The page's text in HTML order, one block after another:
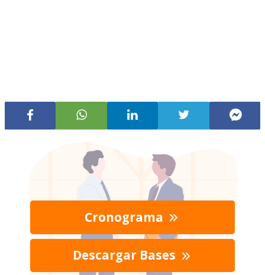
Cronograma
Descargar Bases